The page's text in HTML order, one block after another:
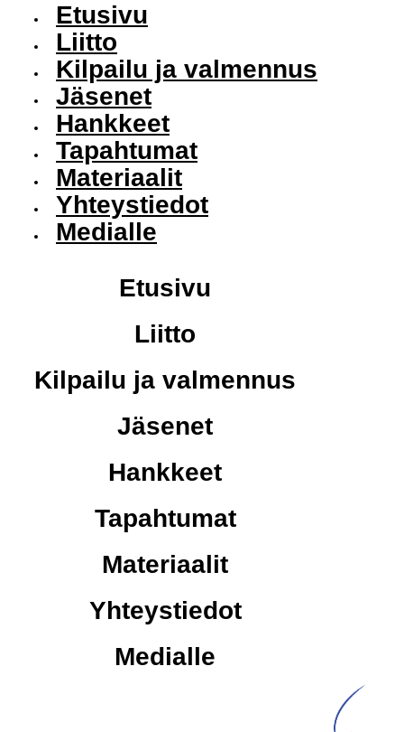
Etusivu
Liitto
Kilpailu ja valmennus
Jäsenet
Hankkeet
Tapahtumat
Materiaalit
Yhteystiedot
Medialle
Etusivu
Liitto
Kilpailu ja valmennus
Jäsenet
Hankkeet
Tapahtumat
Materiaalit
Yhteystiedot
Medialle